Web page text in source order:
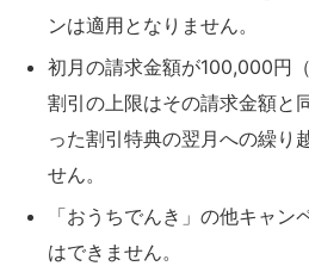
ンは適用となりません。
初月の請求金額が100,000円
割引の上限はその請求金額と
った割引特典の翌月への繰り
せん。
「おうちでんき」の他キャン
はできません。